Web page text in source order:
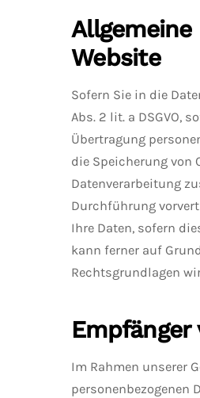
Website
Sofern Sie in die
Abs. 2 lit. a DSGVO,
Übertragung
die Speicherung von
Datenverarbeitung
Durchführung
Ihre Daten, sofern
kann ferner auf
Rechtsgrundlagen
Im Rahmen unserer
personenbezogenen